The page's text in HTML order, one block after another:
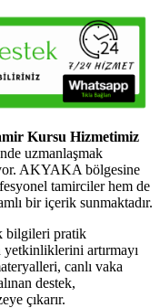
Kursu Hizmetimiz
uzmanlaşmak
AKYAKA bölgesine
tamirciler hem de
bir içerik sunmaktadır.
bilgileri pratik
yetkinliklerini artırmayı
canlı vaka
destek,
çıkarır.